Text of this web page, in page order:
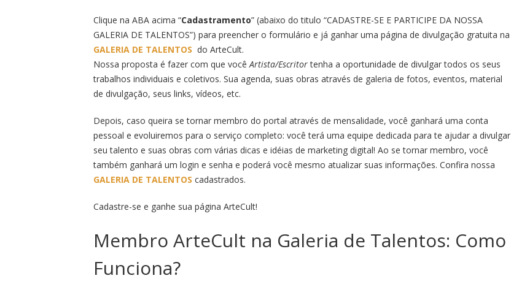
Clique na ABA acima “Cadastramento” (abaixo do titulo “CADASTRE-SE E PARTICIPE DA NOSSA
GALERIA DE TALENTOS”) para preencher o formulário e já ganhar uma página de divulgação gratuita na
GALERIA DE TALENTOS do ArteCult.
Nossa proposta é fazer com que vocêArtista/Escritortenha a oportunidade de divulgar todos os seus
trabalhos individuais e coletivos. Sua agenda, suas obras através de galeria de fotos, eventos, material
de divulgação, seus links, vídeos, etc.
Depois, caso queira se tornar membro do portal através de mensalidade, você ganhará uma conta
pessoal e evoluiremos para o serviço completo: você terá uma equipe dedicada para te ajudar a divulgar
seu talento e suas obras com várias dicas e idéias de marketing digital! Ao se tornar membro, você
também ganhará um login e senha e poderá você mesmo atualizar suas informações. Confira nossa
GALERIA DE TALENTOS cadastrados.
Cadastre-se e ganhe sua página ArteCult!
Membro ArteCult na Galeria de Talentos: Como
Funciona?